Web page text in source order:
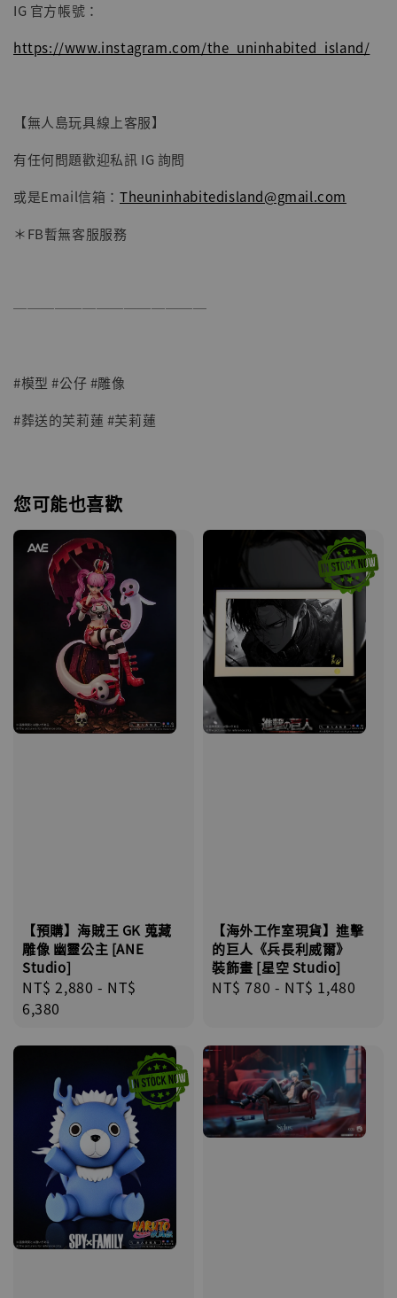
IG 官方帳號：
https://www.instagram.com/the_uninhabited_island/
【無人島玩具線上客服】
有任何問題歡迎私訊 IG 詢問
或是Email信箱： Theuninhabitedisland@gmail.com
＊FB暫無客服服務
──────────────
#模型 #公仔 #雕像
#葬送的芙莉蓮 #芙莉蓮
您可能也喜歡
【預購】海賊王 GK 蒐藏
雕像 幽靈公主 [ANE
Studio]
Regular
price
NT$ 2,880 - NT$
6,380
【海外工作室現貨】進擊
的巨人《兵長利威爾》
裝飾畫 [星空 Studio]
Regular
NT$ 780 - NT$ 1,480